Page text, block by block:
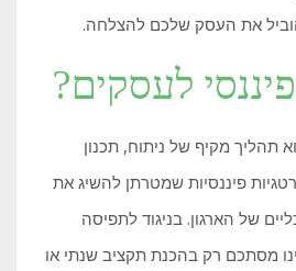
את העסק שלכם להצלחה.
לעסקים?
תהליך מקיף של ניתוח, תכנון
פיננסיות שמטרתן להשיג את
של הארגון. בניגוד לתפיסה
מסתכם רק בהכנת תקציב שנתי או